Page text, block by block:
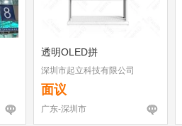
透明OLED拼
深圳市起立科技有限公司
面议
广东-深圳市